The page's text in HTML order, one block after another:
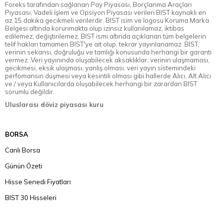
Foreks tarafından sağlanan Pay Piyasası, Borçlanma Araçları
Piyasası, Vadeli İşlem ve Opsiyon Piyasası verileri BIST kaynaklı en
az 15 dakika gecikmeli verilerdir. BIST isim ve logosu Koruma Marka
Belgesi altında korunmakta olup izinsiz kullanılamaz, iktibas
edilemez, değiştirilemez. BIST ismi altında açıklanan tüm belgelerin
telif hakları tamamen BIST'ye ait olup, tekrar yayınlanamaz. BIST,
verinin sekansı, doğruluğu ve tamlığı konusunda herhangi bir garanti
vermez. Veri yayınında oluşabilecek aksaklıklar, verinin ulaşmaması,
gecikmesi, eksik ulaşması, yanlış olması, veri yayın sistemindeki
perfomansın düşmesi veya kesintili olması gibi hallerde Alıcı, Alt Alıcı
ve / veya Kullanıcılarda oluşabilecek herhangi bir zarardan BIST
sorumlu değildir.
Uluslarası döviz piyasası kuru
BORSA
Canlı Borsa
Günün Özeti
Hisse Senedi Fiyatları
BIST 30 Hisseleri